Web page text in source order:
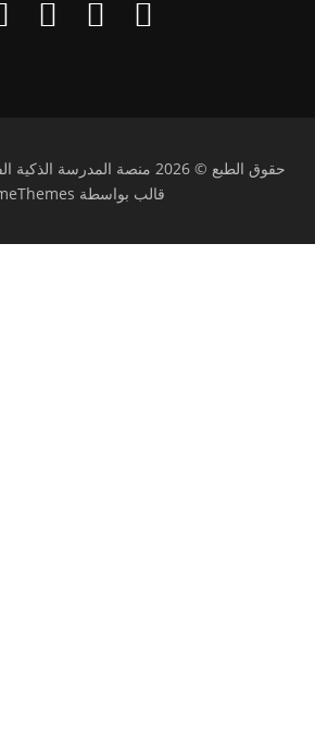
حقوق الطبع © 2026 منصة المدرسة الذكية الفلسطينية
قالب بواسطة FameThemes